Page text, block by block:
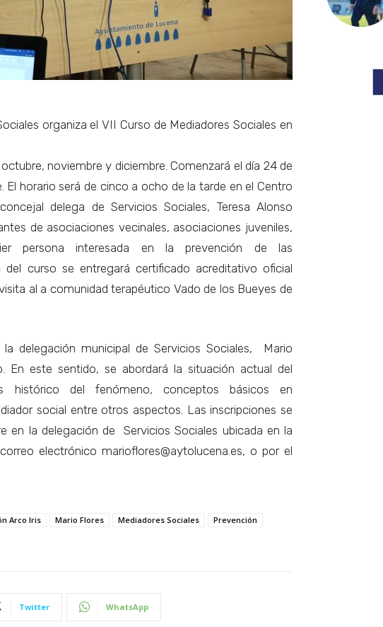
organiza el VII Curso de Mediadores Sociales en
noviembre y diciembre. Comenzará el día 24 de
El horario será de cinco a ocho de la tarde en el Centro
delega de Servicios Sociales, Teresa Alonso
de asociaciones vecinales, asociaciones juveniles,
persona interesada en la prevención de las
curso se entregará certificado acreditativo oficial
al a comunidad terapéutico Vado de los Bueyes de
delegación municipal de Servicios Sociales, Mario
En este sentido, se abordará la situación actual del
del fenómeno, conceptos básicos en
social entre otros aspectos. Las inscripciones se
en la delegación de Servicios Sociales ubicada en la
electrónico marioflores@aytolucena.es, o por el
Arco Iris Mario Flores Mediadores Sociales
Prevención
Twitter WhatsApp